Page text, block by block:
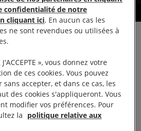
confidentialité de notre
cliquant ici. En aucun cas les
ne sont revendues ou utilisées à
», vous donnez votre
de ces cookies. Vous pouvez
accepter, et dans ce cas, les
des cookies s'appliqueront. Vous
modifier vos préférences. Pour
la politique relative aux